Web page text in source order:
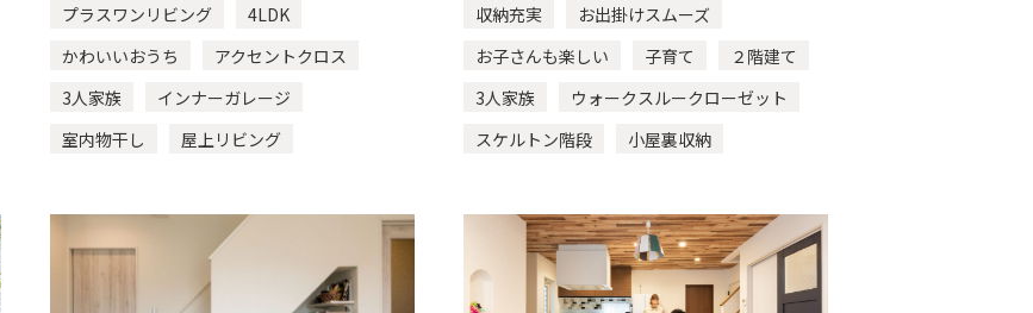
夫婦２人暮らし 室内物干し 室内窓
屋上リビング
平屋建て
プラスワンリビング
4LDK
かわいいおうち
アクセントクロス
3人家族
インナーガレージ
室内物干し
屋上リビング
収納充実
お出掛けスムーズ
お子さんも楽しい
子育て
２階建て
3人家族
ウォークスルークローゼット
スケルトン階段
小屋裏収納